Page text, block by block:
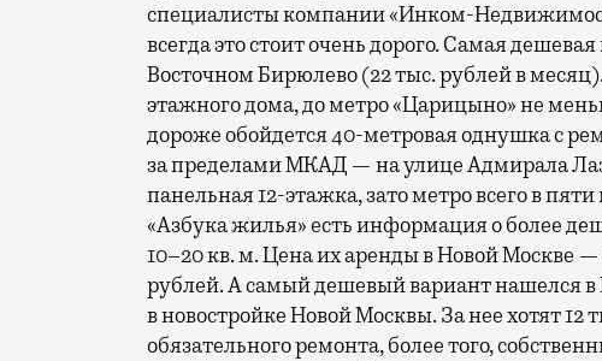
специалисты компании «Инком-
всегда это стоит очень дорого. Самая дешевая
Восточном Бирюлево (22 тыс. рублей в
этажного дома, до метро «Царицыно» не
дороже обойдется 40-метровая однушка с
за пределами МКАД — на улице Адмирала
панельная 12-этажка, зато метро всего в
«Азбука жилья» есть информация о более
10–20 кв. м. Цена их аренды в Новой Москве —
рублей. А самый дешевый вариант нашелся
в новостройке Новой Москвы. За нее хотят 12
обязательного ремонта, более того,